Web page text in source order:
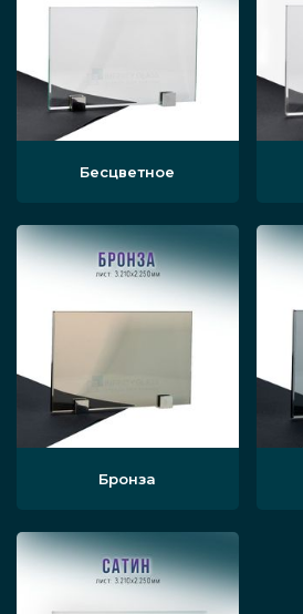
Бесцветное
Бронза